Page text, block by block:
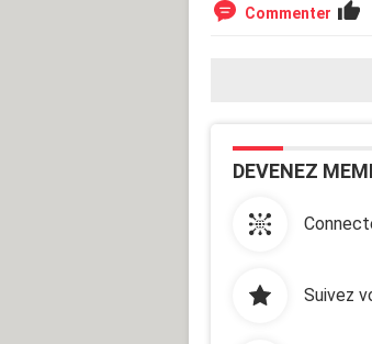
Commenter
DEVENEZ
Suivez